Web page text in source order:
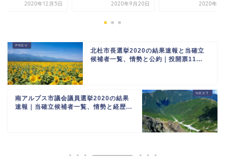
2020年12月5日 2020年9月20日 2020年4
北杜市長選挙2020の結果速報と当確立
候補者一覧、情勢と公約｜投開票11...
南アルプス市議会議員選挙2020の結果
速報｜当確立候補者一覧、情勢と経歴...